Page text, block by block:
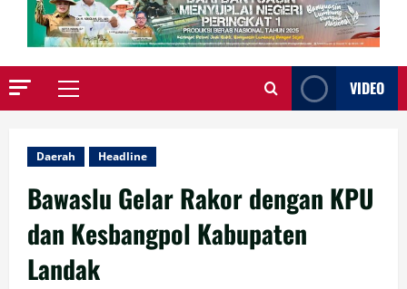
Primary
VIDEO
Daerah Headline
Bawaslu Gelar Rakor dengan KPU
dan Kesbangpol Kabupaten
Landak